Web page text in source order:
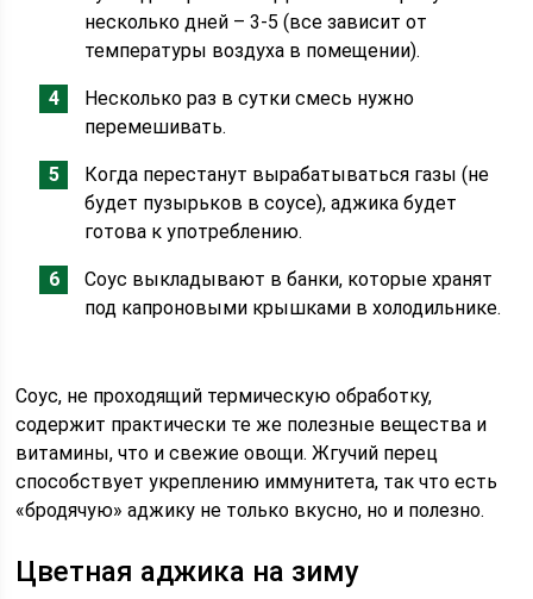
несколько дней – 3-5 (все зависит от
температуры воздуха в помещении).
Несколько раз в сутки смесь нужно
перемешивать.
Когда перестанут вырабатываться газы (не
будет пузырьков в соусе), аджика будет
готова к употреблению.
Соус выкладывают в банки, которые хранят
под капроновыми крышками в холодильнике.
Соус, не проходящий термическую обработку,
содержит практически те же полезные вещества и
витамины, что и свежие овощи. Жгучий перец
способствует укреплению иммунитета, так что есть
«бродячую» аджику не только вкусно, но и полезно.
Цветная аджика на зиму